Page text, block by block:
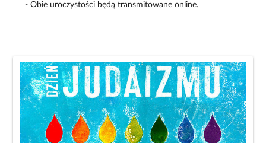
- Obie uroczystości będą transmitowane online.